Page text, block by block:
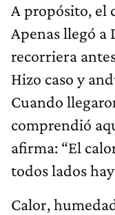
A propósito, el
Apenas llegó a
recorriera
Hizo caso y
Cuando
comprendió
afirma: “El
todos lados
Calor,